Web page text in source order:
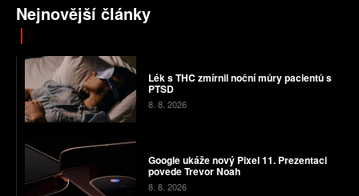
Nejnovější články
Lék s THC zmírnil noční můry pacientů s
PTSD
8. 8. 2026
Google ukáže nový Pixel 11. Prezentaci
povede Trevor Noah
8. 8. 2026